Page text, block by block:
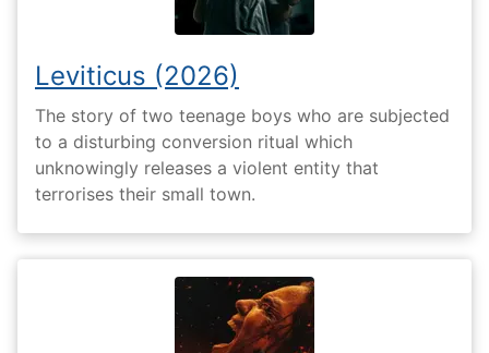
Leviticus (2026)
The story of two teenage boys who are subjected
to a disturbing conversion ritual which
unknowingly releases a violent entity that
terrorises their small town.